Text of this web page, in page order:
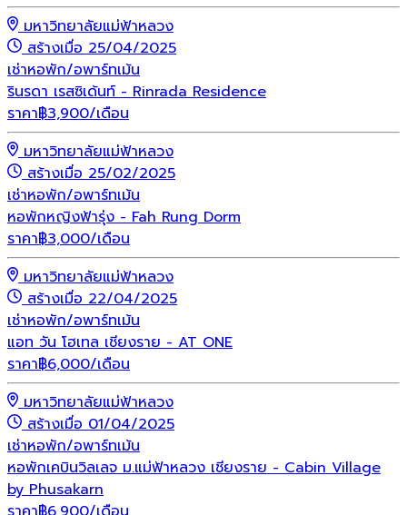
มหาวิทยาลัยแม่ฟ้าหลวง
สร้างเมื่อ 25/04/2025
เช่าหอพัก/อพาร์ทเม้น
รินรดา เรสซิเด้นท์ - Rinrada Residence
ราคา฿3,900/เดือน
มหาวิทยาลัยแม่ฟ้าหลวง
สร้างเมื่อ 25/02/2025
เช่าหอพัก/อพาร์ทเม้น
หอพักหญิงฟ้ารุ่ง - Fah Rung Dorm
ราคา฿3,000/เดือน
มหาวิทยาลัยแม่ฟ้าหลวง
สร้างเมื่อ 22/04/2025
เช่าหอพัก/อพาร์ทเม้น
แอท วัน โฮเทล เชียงราย - AT ONE
ราคา฿6,000/เดือน
มหาวิทยาลัยแม่ฟ้าหลวง
สร้างเมื่อ 01/04/2025
เช่าหอพัก/อพาร์ทเม้น
หอพักเคบินวิลเลจ ม.แม่ฟ้าหลวง เชียงราย - Cabin Village
by Phusakarn